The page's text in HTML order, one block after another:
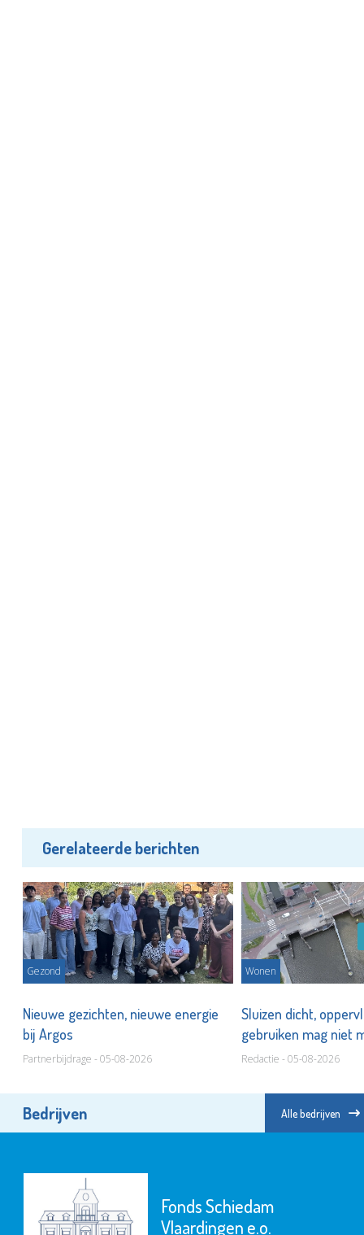
Gerelateerde berichten
Gezond
Nieuwe gezichten, nieuwe energie
bij Argos
Partnerbijdrage - 05-08-2026
Wonen
Sluizen dicht,
gebruiken mag niet
Redactie - 05-08-2026
Bedrijven Alle bedrijven
Fonds Schiedam
Vlaardingen e.o.